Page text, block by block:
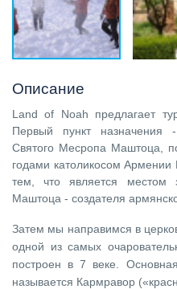
Описание
Land of Noah предлагает
Первый пункт
Святого Месропа Маштоца,
годами католикосом Армении
тем, что является местом
Маштоца - создателя
Затем мы направимся в
одной из самых
построен в 7 веке.
называется Кармравор